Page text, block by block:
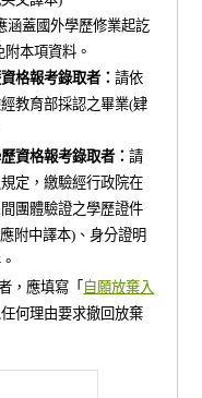
涵蓋國外學歷修業起訖
本項資料。
格報考錄取者：請依
教育部採認之畢業(肄
資格報考錄取者：請
定，繳驗經行政院在
團體驗證之學歷證件
附中譯本)、身分證明
，應填寫「 自願放棄入
何理由要求撤回放棄